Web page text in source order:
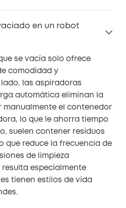
en un robot
se vacía solo ofrece
comodidad y
las aspiradoras
automática eliminan la
manualmente el contenedor
lo que le ahorra tiempo
suelen contener residuos
que reduce la frecuencia de
de limpieza
resulta especialmente
tienen estilos de vida